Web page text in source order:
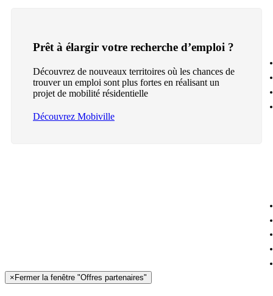
Prêt à élargir votre recherche d’emploi ?
Découvrez de nouveaux territoires où les chances de
trouver un emploi sont plus fortes en réalisant un
projet de mobilité résidentielle
Découvrez Mobiville
× Fermer la fenêtre "Offres partenaires"